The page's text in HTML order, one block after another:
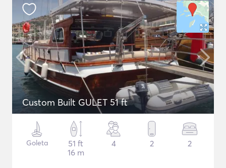
Custom Built GULET 51 ft
Goleta
51 ft
16 m
4 2 2